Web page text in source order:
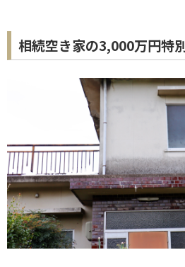
相続空き家の3,000万円特